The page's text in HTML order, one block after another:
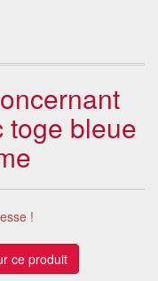
toge bleue
!
ce produit